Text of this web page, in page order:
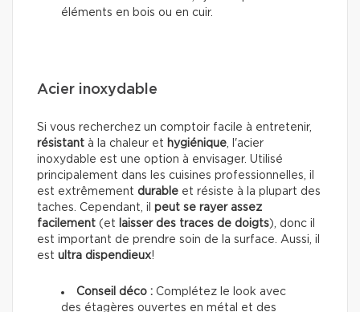
éléments en bois ou en cuir.
Acier inoxydable
Si vous recherchez un comptoir facile à entretenir,
résistant à la chaleur et hygiénique, l'acier
inoxydable est une option à envisager. Utilisé
principalement dans les cuisines professionnelles, il
est extrêmement durable et résiste à la plupart des
taches. Cependant, il peut se rayer assez
facilement (et laisser des traces de doigts), donc il
est important de prendre soin de la surface. Aussi, il
est ultra dispendieux!
Conseil déco : Complétez le look avec
des étagères ouvertes en métal et des